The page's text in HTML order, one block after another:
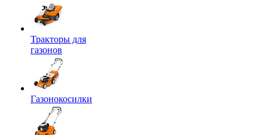
Тракторы для
газонов
Газонокосилки